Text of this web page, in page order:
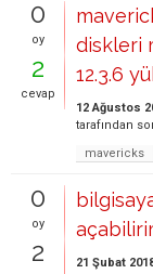
0
oy
2
cevap
diskleri
12.3.6
12 Ağustos
tarafından
mavericks
0
oy
2 21 Şubat